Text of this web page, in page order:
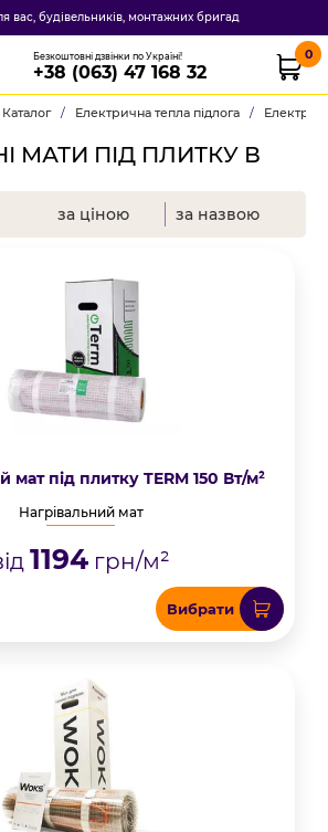
вас, будівельників, монтажних бригад
Безкоштовні дзвінки по Україні!
+38 (063) 47 168 32
0
Каталог / Електрична тепла підлога /
МАТИ ПІД ПЛИТКУ В
за ціною за назвою
мат під плитку TERM 150 Вт/м²
Нагрівальний мат
1194 грн/м²
Вибрати